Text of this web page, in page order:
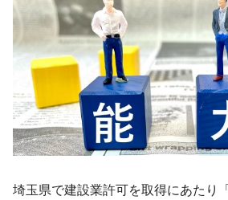
埼玉県で建設業許可を取得にあたり「